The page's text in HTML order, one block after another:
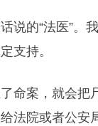
说的“法医”。
支持。
命案，就会把
法院或者公安